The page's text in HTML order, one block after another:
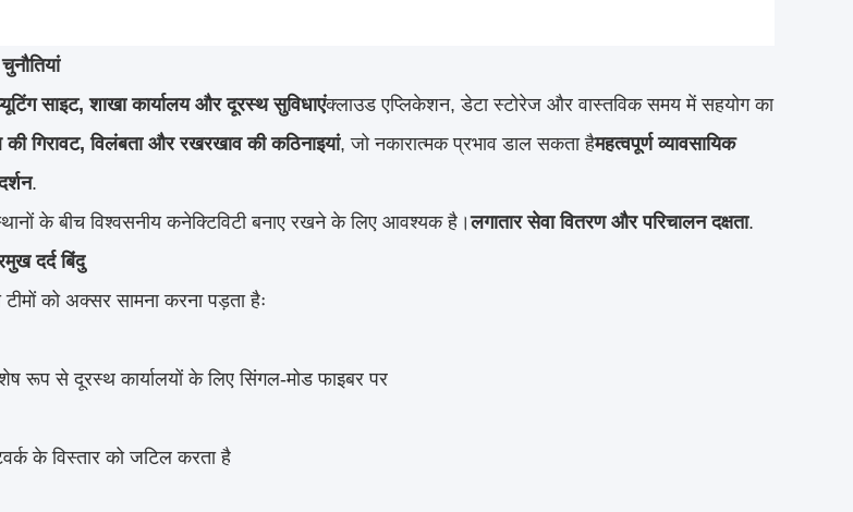
साइट, शाखा कार्यालय और दूरस्थ सुविधाएंक्लाउड एप्लिकेशन, डेटा स्टोरेज और वास्तविक समय में सहयोग का
की गिरावट, विलंबता और रखरखाव की कठिनाइयां, जो नकारात्मक प्रभाव डाल सकता हैमहत्वपूर्ण व्यावसायिक
.
के बीच विश्वसनीय कनेक्टिविटी बनाए रखने के लिए आवश्यक है।लगातार सेवा वितरण और परिचालन दक्षता.
दर्द बिंदु
को अक्सर सामना करना पड़ता हैः
रूप से दूरस्थ कार्यालयों के लिए सिंगल-मोड फाइबर पर
के विस्तार को जटिल करता है